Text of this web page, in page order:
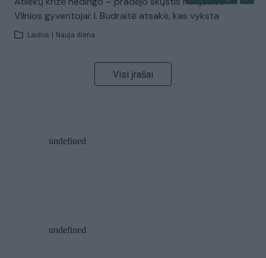
Vilnios gyventojai: I. Budraitė atsakė, kas vyksta
Laidos Nauja diena
Visi įrašai